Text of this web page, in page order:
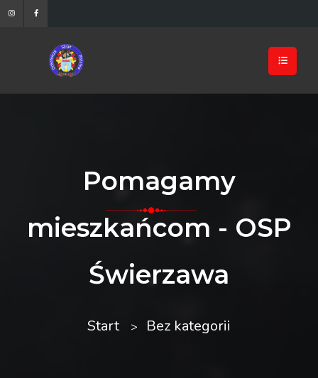
Pomagamy
mieszkańcom - OSP
Świerzawa
Start Bez kategorii